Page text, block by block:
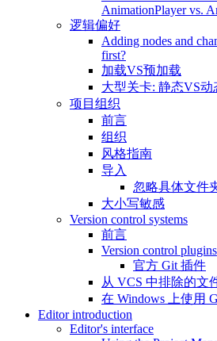
AnimationPlayer vs.
逻辑偏好
Adding nodes and
first?
加载VS预加载
大型关卡: 静态VS动
项目组织
前言
组织
风格指南
导入
忽略具体文件
大小写敏感
Version control systems
前言
Version control plugins
官方 Git 插件
从 VCS 中排除的文
在 Windows 上使用
Editor introduction
Editor's interface